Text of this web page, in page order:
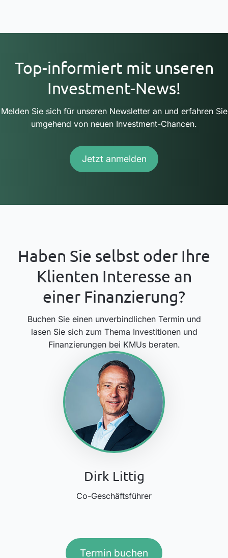
Top-informiert mit unseren
Investment-News!
Melden Sie sich für unseren Newsletter an und erfahren Sie
umgehend von neuen Investment-Chancen.
Jetzt anmelden
Haben Sie selbst oder Ihre
Klienten Interesse an
einer Finanzierung?
Buchen Sie einen unverbindlichen Termin und
lasen Sie sich zum Thema Investitionen und
Finanzierungen bei KMUs beraten.
Dirk Littig
Co-Geschäftsführer
Termin buchen